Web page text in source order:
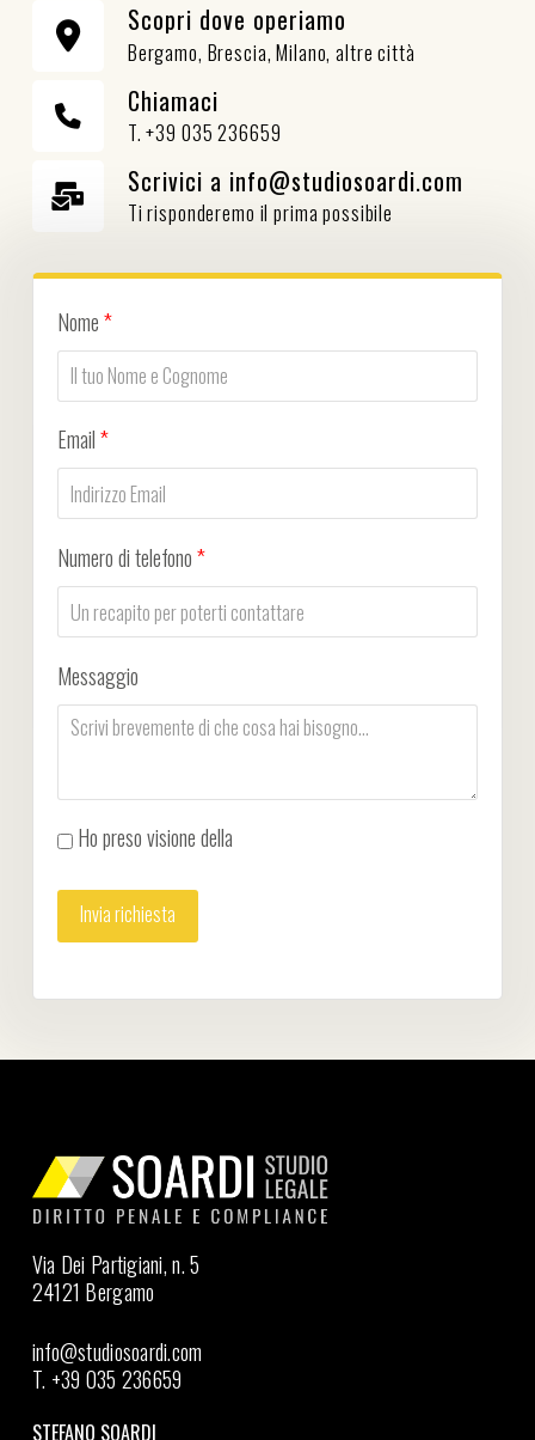
Scopri dove operiamo
Bergamo, Brescia, Milano, altre città
Chiamaci
T. +39 035 236659
Scrivici a info@studiosoardi.com
Ti risponderemo il prima possibile
Nome*
Email*
Numero di telefono*
Messaggio
Ho preso visione della
Via Dei Partigiani, n. 5
24121 Bergamo
info@studiosoardi.com
T. +39 035 236659
STEFANO SOARDI